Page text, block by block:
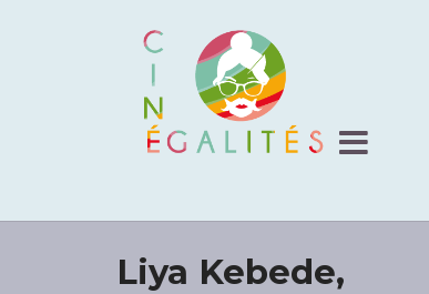
Liya Kebede,